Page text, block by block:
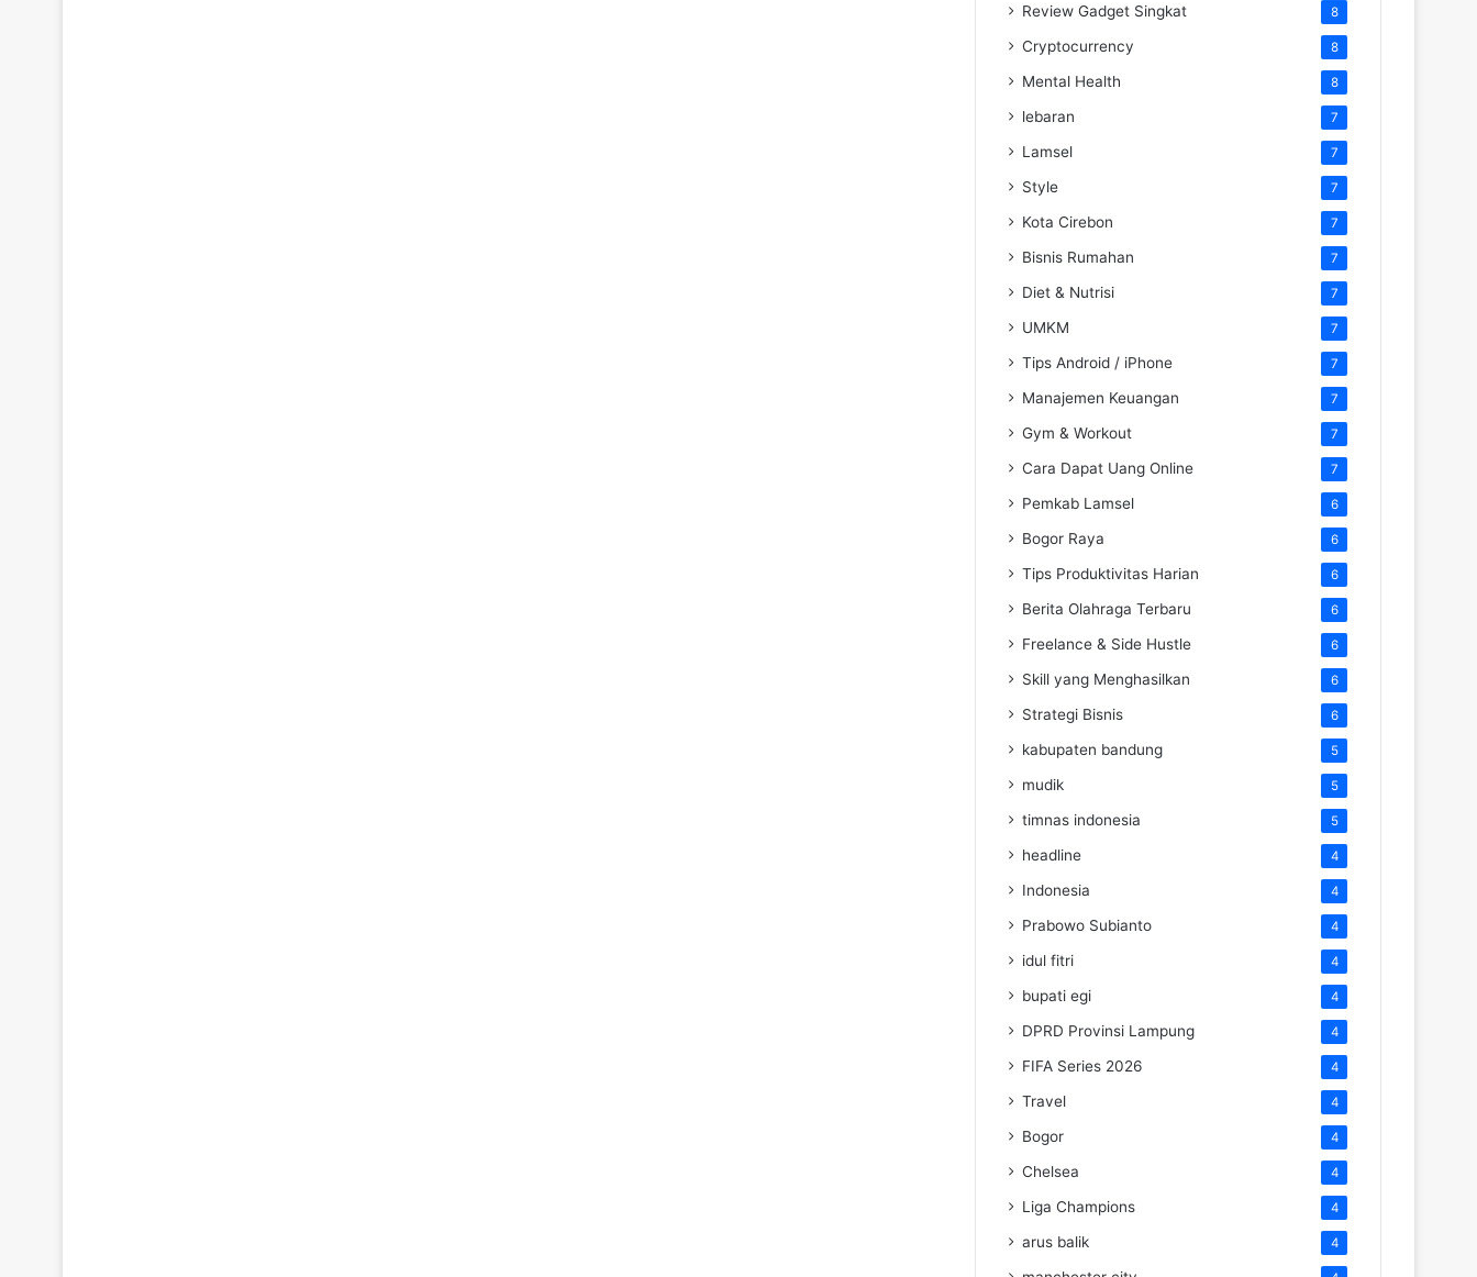
Review Gadget Singkat 8
Cryptocurrency 8
Mental Health 8
lebaran 7
Lamsel 7
Style 7
Kota Cirebon 7
Bisnis Rumahan 7
Diet & Nutrisi 7
UMKM 7
Tips Android / iPhone 7
Manajemen Keuangan 7
Gym & Workout 7
Cara Dapat Uang Online 7
Pemkab Lamsel 6
Bogor Raya 6
Tips Produktivitas Harian 6
Berita Olahraga Terbaru 6
Freelance & Side Hustle 6
Skill yang Menghasilkan 6
Strategi Bisnis 6
kabupaten bandung 5
mudik 5
timnas indonesia 5
headline 4
Indonesia 4
Prabowo Subianto 4
idul fitri 4
bupati egi 4
DPRD Provinsi Lampung 4
FIFA Series 2026 4
Travel 4
Bogor 4
Chelsea 4
Liga Champions 4
arus balik 4